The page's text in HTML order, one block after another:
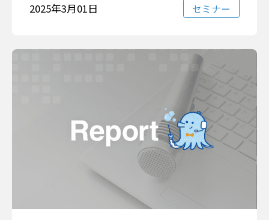
2025年3月01日 セミナー